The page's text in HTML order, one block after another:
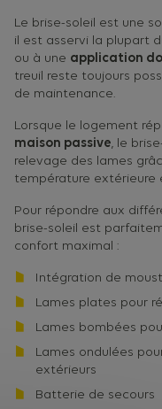
Le brise-soleil est une
il est asservi la plupart
ou à une application
treuil reste toujours
de maintenance.
Lorsque le logement
maison passive, le
relevage des lames
température extérieure
Pour répondre aux
brise-soleil est
confort maximal :
Intégration de
Lames plates pour
Lames bombées
Lames ondulées
extérieurs
Batterie de secours